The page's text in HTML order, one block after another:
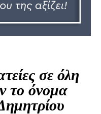
σε όλη
το όνομα